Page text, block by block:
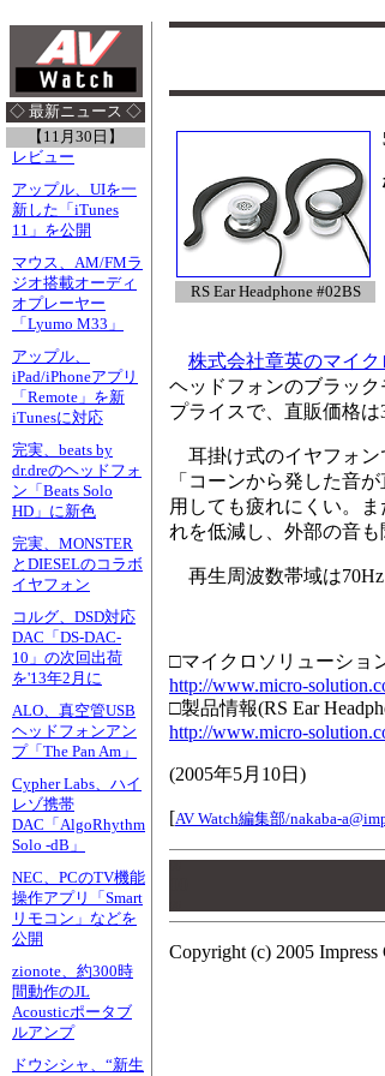
◇ 最新ニュース ◇
【11月30日】
レビュー
アップル、UIを一
新した「iTunes
11」を公開
マウス、AM/FMラ
ジオ搭載オーディ
オプレーヤー
「Lyumo M33」
アップル、
iPad/iPhoneアプリ
「Remote」を新
iTunesに対応
完実、beats by
dr.dreのヘッドフォ
ン「Beats Solo
HD」に新色
完実、MONSTER
とDIESELのコラボ
イヤフォン
コルグ、DSD対応
DAC「DS-DAC-
10」の次回出荷
を'13年2月に
ALO、真空管USB
ヘッドフォンアン
プ「The Pan Am」
Cypher Labs、ハイ
レゾ携帯
DAC「AlgoRhythm
Solo -dB」
NEC、PCのTV機能
操作アプリ「Smart
リモコン」などを
公開
zionote、約300時
間動作のJL
Acousticポータブ
ルアンプ
ドウシシャ、“新生
RS Ear Headphone #02BS
株式会社章英のマイ
ヘッドフォンのブラック
プライスで、直販価格は
耳掛け式のイヤフォン
「コーンから発した音
用しても疲れにくい。
れを低減し、外部の音も
再生周波数帯域は70Hz
□マイクロソリューショ
http://www.micro-
□製品情報(RS Ear
http://www.micro-
(2005年5月10日 )
[AV Watch編集部/nakaba-
Copyright (c) 2005 Impress